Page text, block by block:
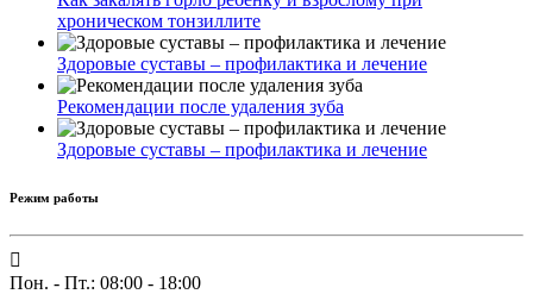
хроническом тонзиллите
Здоровые суставы – профилактика и лечение
Рекомендации после удаления зуба
Здоровые суставы – профилактика и лечение
Режим работы
Пон. - Пт.: 08:00 - 18:00